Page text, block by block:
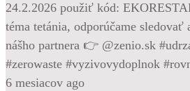
24.2.2026 použiť kód:
téma tetánia, odporúčame
nášho partnera 👉 @zenio.sk
#zerowaste #vyzivovydoplnok
6 mesiacov ago